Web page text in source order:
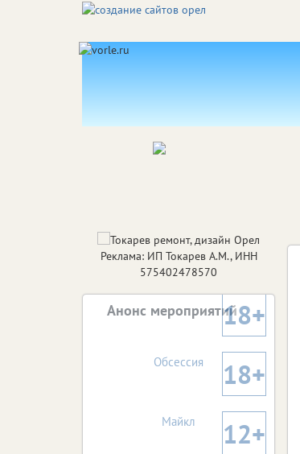
Реклама: ИП Токарев А.М., ИНН
575402478570
Анонс мероприятий18+
Обсессия 18+
Майкл 12+